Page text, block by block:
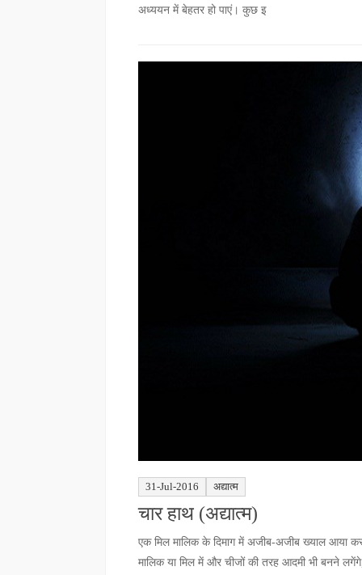
अध्ययन में बेहतर हो पाएं। कुछ इ
31-Jul-2016 अद्यात्म
चार हाथ (अद्यात्म)
एक मिल मालिक के दिमाग में अजीब-अजीब ख्याल आया
मालिक या मिल में और चीजों की तरह आदमी भी बनने